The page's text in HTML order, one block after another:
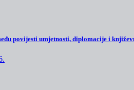
povijesti umjetnosti, diplomacije i